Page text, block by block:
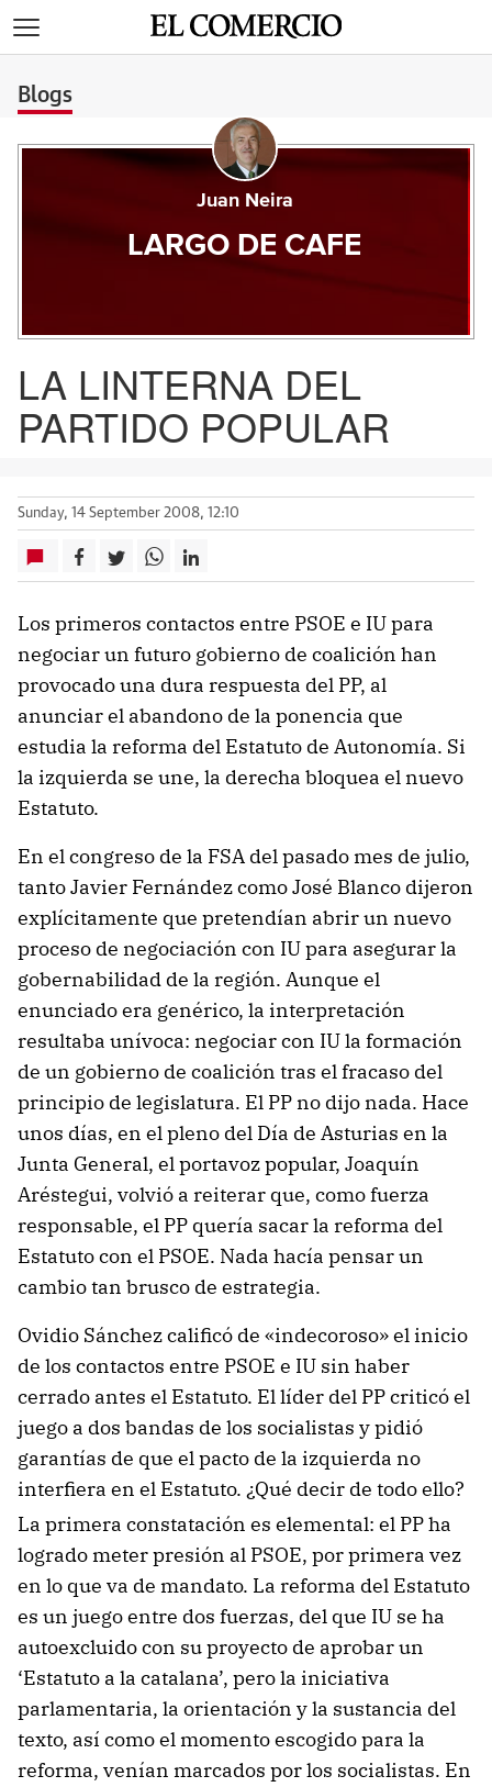
Blogs
Juan Neira
LARGO DE CAFE
LA LINTERNA DEL
PARTIDO POPULAR
Sunday, 14 September 2008, 12:10
Los primeros contactos entre PSOE e IU para
negociar un futuro gobierno de coalición han
provocado una dura respuesta del PP, al
anunciar el abandono de la ponencia que
estudia la reforma del Estatuto de Autonomía. Si
la izquierda se une, la derecha bloquea el nuevo
Estatuto.
En el congreso de la FSA del pasado mes de julio,
tanto Javier Fernández como José Blanco dijeron
explícitamente que pretendían abrir un nuevo
proceso de negociación con IU para asegurar la
gobernabilidad de la región. Aunque el
enunciado era genérico, la interpretación
resultaba unívoca: negociar con IU la formación
de un gobierno de coalición tras el fracaso del
principio de legislatura. El PP no dijo nada. Hace
unos días, en el pleno del Día de Asturias en la
Junta General, el portavoz popular, Joaquín
Aréstegui, volvió a reiterar que, como fuerza
responsable, el PP quería sacar la reforma del
Estatuto con el PSOE. Nada hacía pensar un
cambio tan brusco de estrategia.
Ovidio Sánchez calificó de «indecoroso» el inicio
de los contactos entre PSOE e IU sin haber
cerrado antes el Estatuto. El líder del PP criticó el
juego a dos bandas de los socialistas y pidió
garantías de que el pacto de la izquierda no
interfiera en el Estatuto. ¿Qué decir de todo ello?
La primera constatación es elemental: el PP ha
logrado meter presión al PSOE, por primera vez
en lo que va de mandato. La reforma del Estatuto
es un juego entre dos fuerzas, del que IU se ha
autoexcluido con su proyecto de aprobar un
‘Estatuto a la catalana’, pero la iniciativa
parlamentaria, la orientación y la sustancia del
texto, así como el momento escogido para la
reforma, venían marcados por los socialistas. En